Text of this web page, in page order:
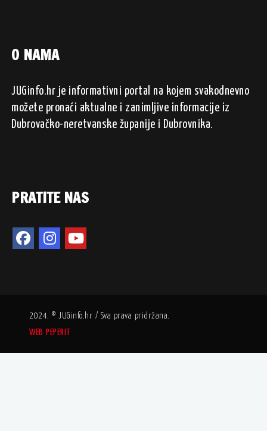
O NAMA
JUGinfo.hr je informativni portal na kojem svakodnevno
možete pronaći aktualne i zanimljive informacije iz
Dubrovačko-neretvanske županije i Dubrovnika.
PRATITE NAS
2024. © JUGinfo.hr / Sva prava pridržana.
WEB PEPERIT